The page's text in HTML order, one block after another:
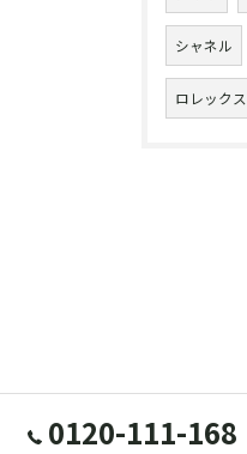
シャネル
ロレックス
0120-111-168